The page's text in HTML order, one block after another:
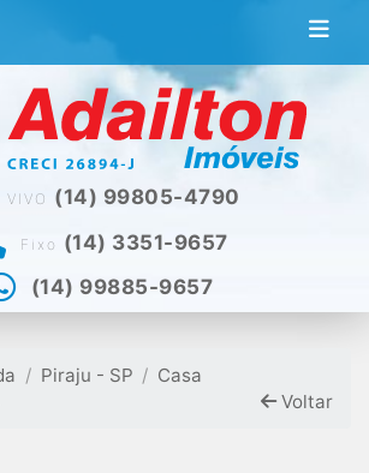
VIVO (14) 99805-4790
Fixo (14) 3351-9657
(14) 99885-9657
Piraju - SP
Casa
Voltar